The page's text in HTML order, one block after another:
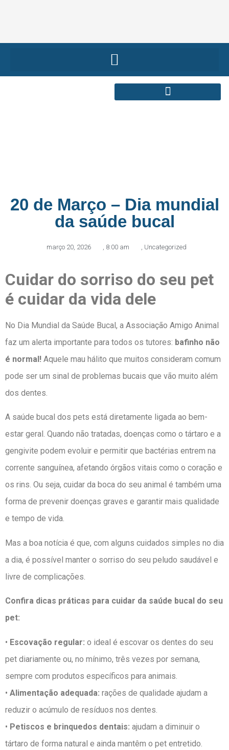
20 de Março – Dia mundial
da saúde bucal
março 20, 2026 , 8:00 am , Uncategorized
Cuidar do sorriso do seu pet
é cuidar da vida dele
No Dia Mundial da Saúde Bucal, a Associação Amigo Animal
faz um alerta importante para todos os tutores: bafinho não
é normal! Aquele mau hálito que muitos consideram comum
pode ser um sinal de problemas bucais que vão muito além
dos dentes.
A saúde bucal dos pets está diretamente ligada ao bem-
estar geral. Quando não tratadas, doenças como o tártaro e a
gengivite podem evoluir e permitir que bactérias entrem na
corrente sanguínea, afetando órgãos vitais como o coração e
os rins. Ou seja, cuidar da boca do seu animal é também uma
forma de prevenir doenças graves e garantir mais qualidade
e tempo de vida.
Mas a boa notícia é que, com alguns cuidados simples no dia
a dia, é possível manter o sorriso do seu peludo saudável e
livre de complicações.
Confira dicas práticas para cuidar da saúde bucal do seu
pet:
• Escovação regular: o ideal é escovar os dentes do seu
pet diariamente ou, no mínimo, três vezes por semana,
sempre com produtos específicos para animais.
• Alimentação adequada: rações de qualidade ajudam a
reduzir o acúmulo de resíduos nos dentes.
• Petiscos e brinquedos dentais: ajudam a diminuir o
tártaro de forma natural e ainda mantêm o pet entretido.